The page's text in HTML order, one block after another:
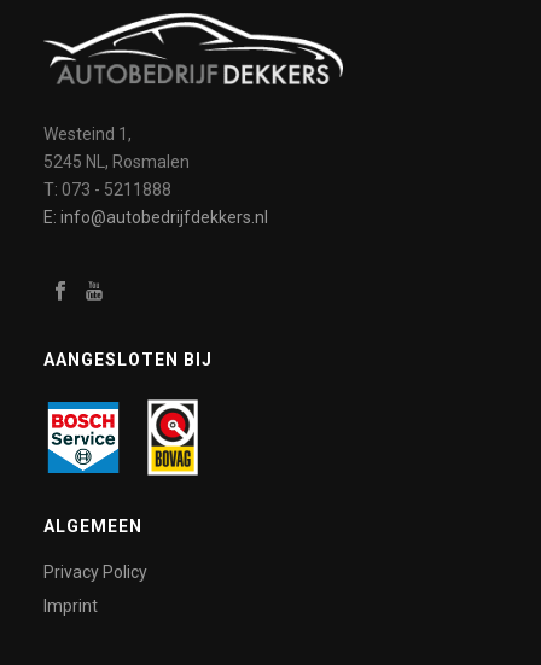
Westeind 1,
5245 NL, Rosmalen
T: 073 - 5211888
E: info@autobedrijfdekkers.nl
AANGESLOTEN BIJ
ALGEMEEN
Privacy Policy
Imprint